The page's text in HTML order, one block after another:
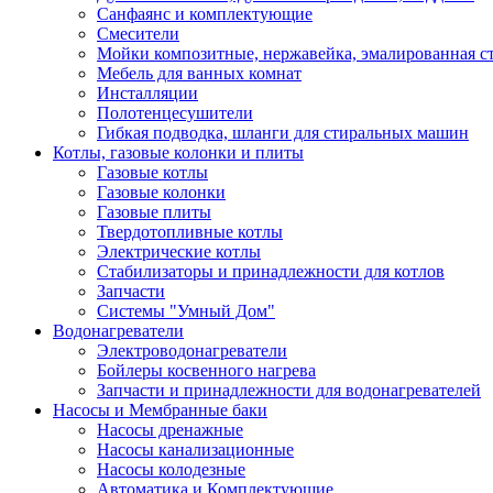
Санфаянс и комплектующие
Смесители
Мойки композитные, нержавейка, эмалированная
Мебель для ванных комнат
Инсталляции
Полотенцесушители
Гибкая подводка, шланги для стиральных машин
Котлы, газовые колонки и плиты
Газовые котлы
Газовые колонки
Газовые плиты
Твердотопливные котлы
Электрические котлы
Стабилизаторы и принадлежности для котлов
Запчасти
Системы "Умный Дом"
Водонагреватели
Электроводонагреватели
Бойлеры косвенного нагрева
Запчасти и принадлежности для водонагревателей
Насосы и Мембранные баки
Насосы дренажные
Насосы канализационные
Насосы колодезные
Автоматика и Комплектующие